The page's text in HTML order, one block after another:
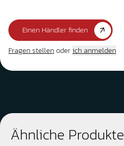
Einen Händler finden
Fragen stellenoder ich anmelden
Ähnliche Produkte